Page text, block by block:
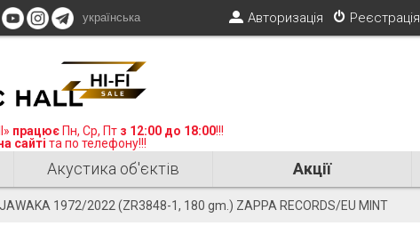
Авторизація Реєстрація
українська
працює Пн, Ср, Пт з 12:00 до 18:00!!!
сайті та по телефону!!!
Акустика об'єктів Акції
1972/2022 (ZR3848-1, 180 gm.) ZAPPA RECORDS/EU MINT